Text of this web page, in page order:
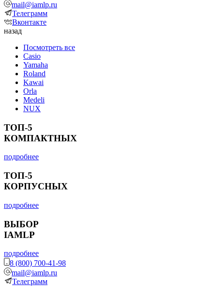
mail@iamlp.ru
Телеграмм
Вконтакте
назад
Посмотреть все
Casio
Yamaha
Roland
Kawai
Orla
Medeli
NUX
ТОП-5
КОМПАКТНЫХ
подробнее
ТОП-5
КОРПУСНЫХ
подробнее
ВЫБОР
IAMLP
подробнее
8 (800) 700-41-98
mail@iamlp.ru
Телеграмм